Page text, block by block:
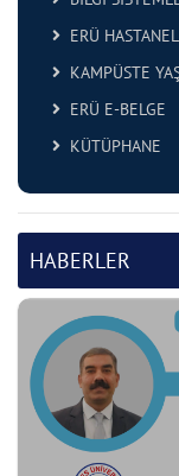
ERÜ
KAMPÜSTE
ERÜ E-BELGE
KÜTÜPHANE
HABERLER